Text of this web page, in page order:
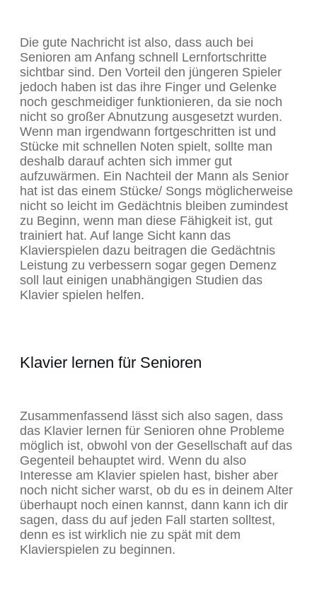
Die gute Nachricht ist also, dass auch bei
Senioren am Anfang schnell Lernfortschritte
sichtbar sind. Den Vorteil den jüngeren Spieler
jedoch haben ist das ihre Finger und Gelenke
noch geschmeidiger funktionieren, da sie noch
nicht so großer Abnutzung ausgesetzt wurden.
Wenn man irgendwann fortgeschritten ist und
Stücke mit schnellen Noten spielt, sollte man
deshalb darauf achten sich immer gut
aufzuwärmen. Ein Nachteil der Mann als Senior
hat ist das einem Stücke/ Songs möglicherweise
nicht so leicht im Gedächtnis bleiben zumindest
zu Beginn, wenn man diese Fähigkeit ist, gut
trainiert hat. Auf lange Sicht kann das
Klavierspielen dazu beitragen die Gedächtnis
Leistung zu verbessern sogar gegen Demenz
soll laut einigen unabhängigen Studien das
Klavier spielen helfen.
Klavier lernen für Senioren
Zusammenfassend lässt sich also sagen, dass
das Klavier lernen für Senioren ohne Probleme
möglich ist, obwohl von der Gesellschaft auf das
Gegenteil behauptet wird. Wenn du also
Interesse am Klavier spielen hast, bisher aber
noch nicht sicher warst, ob du es in deinem Alter
überhaupt noch einen kannst, dann kann ich dir
sagen, dass du auf jeden Fall starten solltest,
denn es ist wirklich nie zu spät mit dem
Klavierspielen zu beginnen.